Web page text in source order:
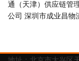
通（天津）供应链管
公司 深圳市成业昌物